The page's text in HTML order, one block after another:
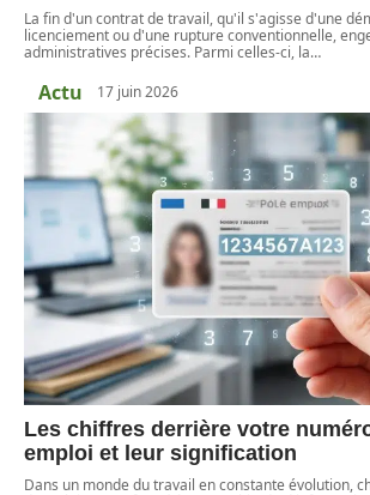
La fin d'un contrat de travail, qu'il s'agisse d'une
licenciement ou d'une rupture conventionnelle,
administratives précises. Parmi celles-ci, la…
Actu 17 juin 2026
Les chiffres derrière votre
emploi et leur signification
Dans un monde du travail en constante évolution,